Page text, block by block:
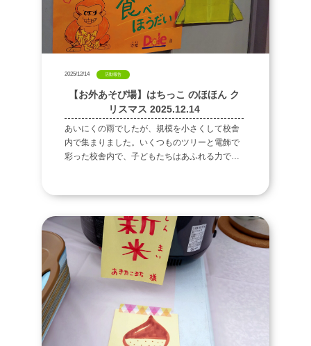
2025/12/14 活動報告
【お外あそび場】はちっこ のほほん ク
リスマス 2025.12.14
あいにくの雨でしたが、規模を小さくして校舎
内で集まりました。いくつものツリーと電飾で
彩った校舎内で、子どもたちはあふれる力で楽
残念なような嬉しい状況となりました。クラフ
したり、急きょ用意されたボンバーマン大会を
したり、はちカフェではカレーライスやバナナ
の食べ放題があったり、マンガコーナーではま
ったりと読みふける姿があったりだとか、みん
なそれぞれの楽しみを見つけていました。